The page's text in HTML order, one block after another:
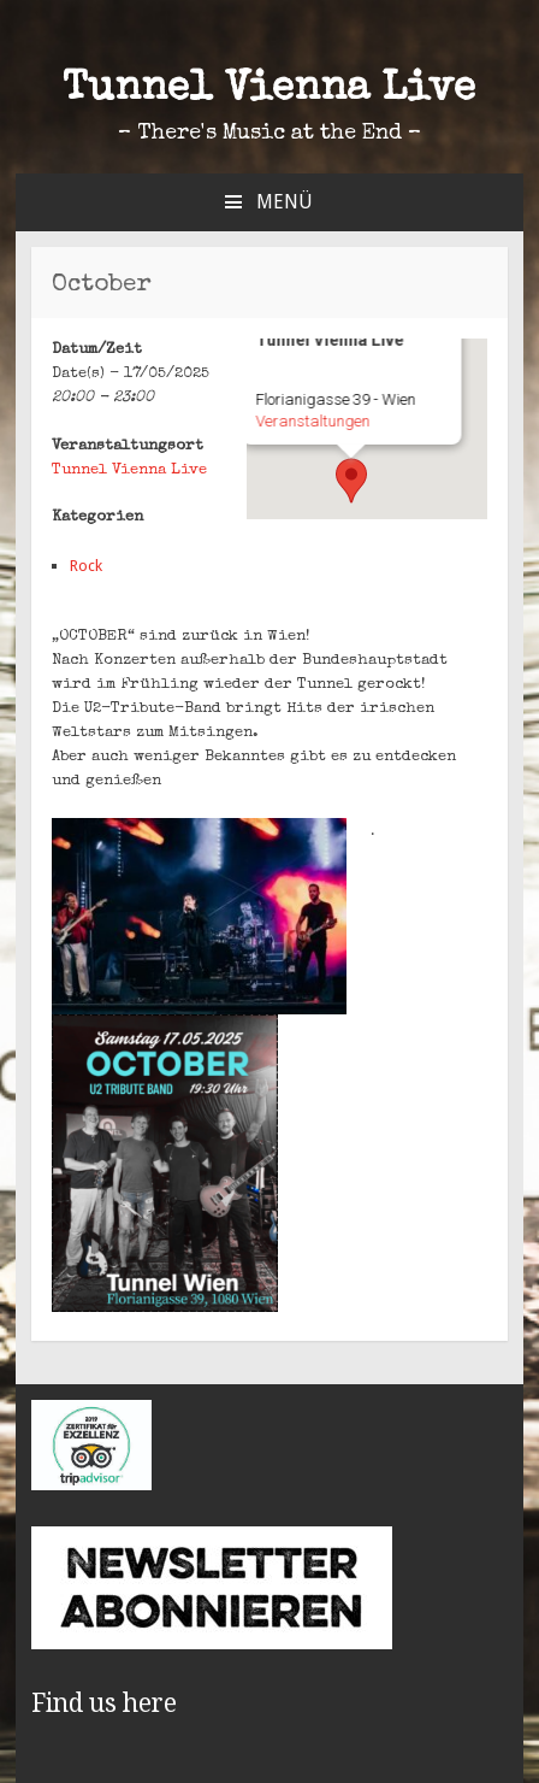
Tunnel Vienna Live
– There's Music at the End –
MENÜ
SPRINGEN
October
Tunnel Vienna Live
Florianigasse 39 - Wien
Veranstaltungen
Datum/Zeit
Date(s) - 17/05/2025
20:00 - 23:00
Veranstaltungsort
Tunnel Vienna Live
Kategorien
Rock
„OCTOBER“ sind zurück in Wien!
Nach Konzerten außerhalb der Bundeshauptstadt
wird im Frühling wieder der Tunnel gerockt!
Die U2-Tribute-Band bringt Hits der irischen
Weltstars zum Mitsingen.
Aber auch weniger Bekanntes gibt es zu entdecken
und genießen
.
Find us here